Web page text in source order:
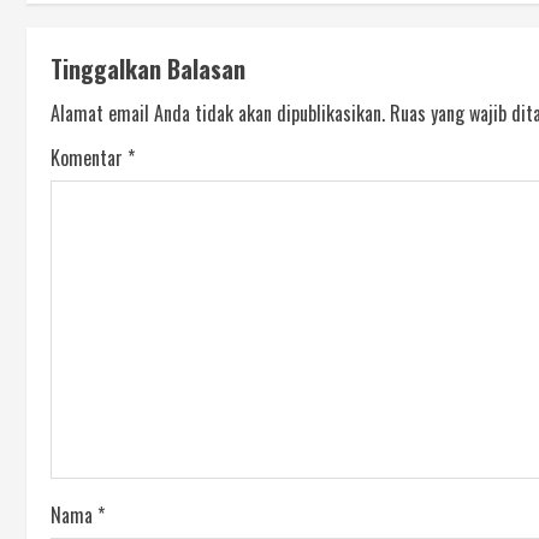
Tinggalkan Balasan
Alamat email Anda tidak akan dipublikasikan. Ruas yang wajib
Komentar *
Nama *